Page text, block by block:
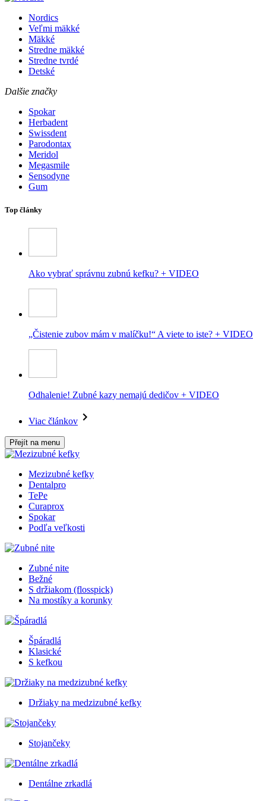
Nordics
Veľmi mäkké
Mäkké
Stredne mäkké
Stredne tvrdé
Detské
Dalšie značky
Spokar
Herbadent
Swissdent
Parodontax
Meridol
Megasmile
Sensodyne
Gum
Top články
Ako vybrať správnu zubnú kefku? + VIDEO
„Čistenie zubov mám v malíčku!“ A viete to iste? + VIDEO
Odhalenie! Zubné kazy nemajú dedičov + VIDEO
Viac článkov
Přejít na menu
Mezizubné kefky
Dentalpro
TePe
Curaprox
Spokar
Podľa veľkosti
Zubné nite
Bežné
S držiakom (flosspick)
Na mostíky a korunky
Špáradlá
Klasické
S kefkou
Držiaky na medzizubné kefky
Stojančeky
Dentálne zrkadlá